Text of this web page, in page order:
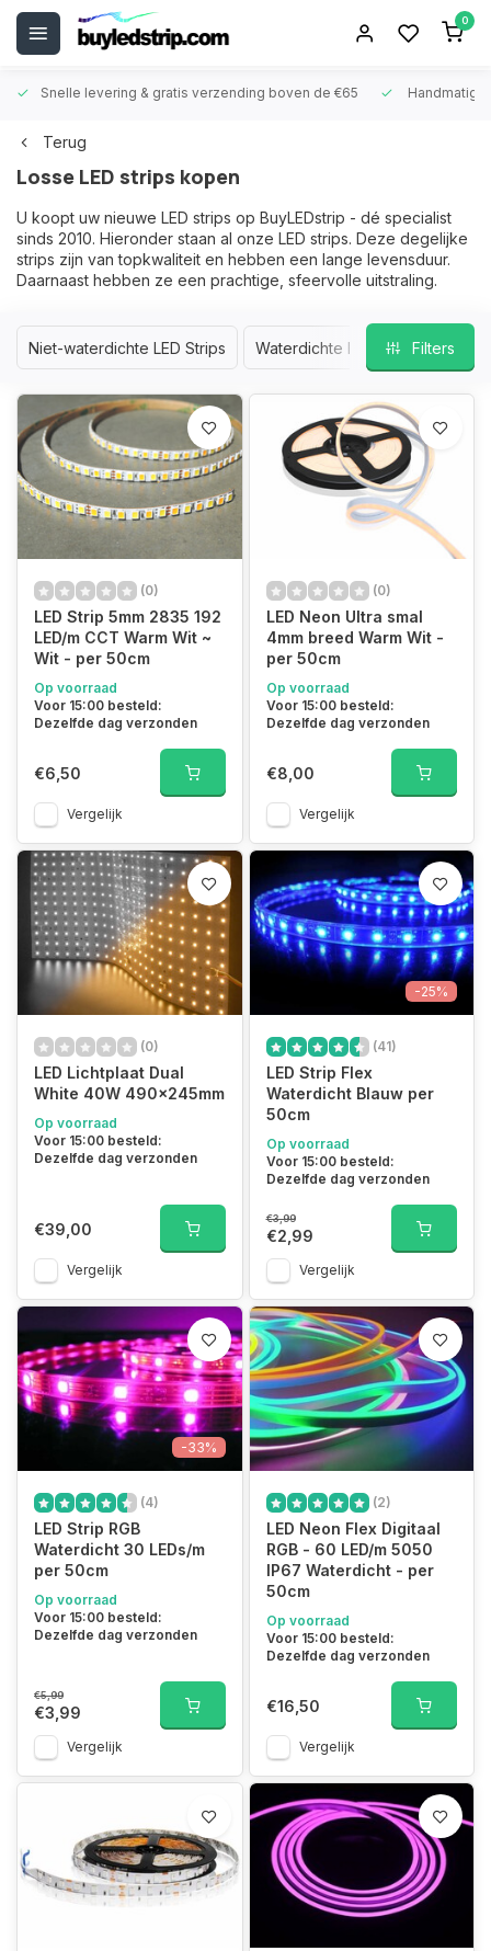
0
Snelle levering & gratis verzending boven de €65
Terug
Losse LED strips kopen
U koopt uw nieuwe LED strips op BuyLEDstrip - dé specialist
sinds 2010. Hieronder staan al onze LED strips. Deze degelijke
strips zijn van topkwaliteit en hebben een lange levensduur.
Daarnaast hebben ze een prachtige, sfeervolle uitstraling.
Niet-waterdichte LED Strips Waterdichte LED StripsFilters
(0)
LED Strip 5mm 2835 192
LED/m CCT Warm Wit ~
Wit - per 50cm
Op voorraad
Voor 15:00 besteld:
Dezelfde dag verzonden
€6,50
Vergelijk
(0)
LED Neon Ultra smal
4mm breed Warm Wit -
per 50cm
Op voorraad
Voor 15:00 besteld:
Dezelfde dag verzonden
€8,00
Vergelijk
(0)
LED Lichtplaat Dual
White 40W 490x245mm
Op voorraad
Voor 15:00 besteld:
Dezelfde dag verzonden
€39,00
Vergelijk
-25%
(41)
LED Strip Flex
Waterdicht Blauw per
50cm
Op voorraad
Voor 15:00 besteld:
Dezelfde dag verzonden
€3,99
€2,99
Vergelijk
-33%
(4)
LED Strip RGB
Waterdicht 30 LEDs/m
per 50cm
Op voorraad
Voor 15:00 besteld:
Dezelfde dag verzonden
€5,99
€3,99
Vergelijk
(2)
LED Neon Flex Digitaal
RGB - 60 LED/m 5050
IP67 Waterdicht - per
50cm
Op voorraad
Voor 15:00 besteld:
Dezelfde dag verzonden
€16,50
Vergelijk